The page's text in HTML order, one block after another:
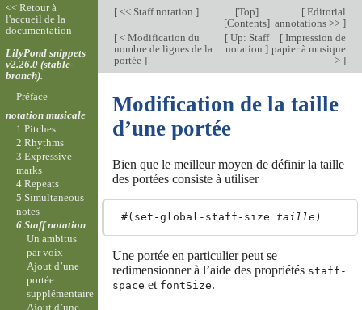
[<< Staff notation ] [Top]
[Contents]
[Editorial
annotations >> ]
[< Modification du
nombre de lignes de la
portée ]
[Up: Staff
notation ]
[Impression de
papier à musique
> ]
Modification de la taille
d’une portée
Bien que le meilleur moyen de définir la taille
des portées consiste à utiliser
#(set-global-staff-size taille
Une portée en particulier peut se
redimensionner à l’aide des propriétés staff-
space et fontSize.
<< Retour à
l'accueil de la
documentation
LilyPond snippets
v2.26.0 (stable-
branch).
Préface
notation musicale
1 Pitches
2 Rhythms
3 Expressive
marks
4 Repeats
5 Simultaneous
notes
6 Staff notation
Un ambitus
par voix
Ajout d’une
portée
supplémentaire
Ajout d’une